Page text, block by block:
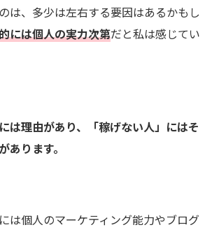
は、多少は左右する要因はあるかもし
には個人の実力次第だと私は感じてい
は理由があり、「稼げない人」にはそ
あります。
は個人のマーケティング能力やブログ